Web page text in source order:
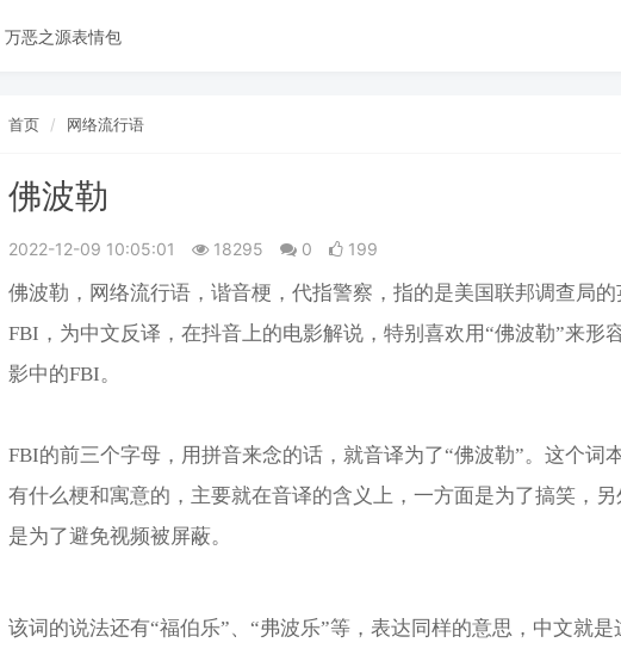
万恶之源表情包
首页 网络流行语
佛波勒
2022-12-09 10:05:01 18295 0 199
佛波勒，网络流行语，谐音梗，代指警察，指的是美国联邦调查局
FBI，为中文反译，在抖音上的电影解说，特别喜欢用“佛波勒”来形
影中的FBI。
FBI的前三个字母，用拼音来念的话，就音译为了“佛波勒”。这个词
有什么梗和寓意的，主要就在音译的含义上，一方面是为了搞笑，
是为了避免视频被屏蔽。
该词的说法还有“福伯乐”、“弗波乐”等，表达同样的意思，中文就是